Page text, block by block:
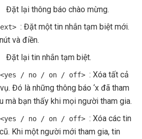
Đặt lại thông báo chào mừng.
: Đặt một tin nhắn tạm biệt mới.
và điền.
Đặt lại tin nhắn tạm biệt.
<yes / no / on / off> : Xóa tất cả
Đó là những thông báo ‘x đã tham
mà bạn thấy khi mọi người tham gia.
<yes / no / on / off> : Xóa các tin
Khi một người mới tham gia, tin